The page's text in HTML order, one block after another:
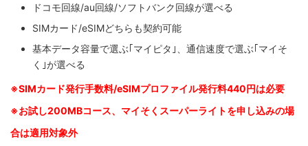
ドコモ回線/au回線/ソフトバンク回線が選べる
SIMカード/eSIMどちらも契約可能
基本データ容量で選ぶ｢マイピタ｣、通信速度で選ぶ｢マイそ
く｣が選べる
※SIMカード発行手数料/eSIMプロファイル発行料440円は必要
※お試し200MBコース、マイそくスーパーライトを申し込みの場
合は適用対象外